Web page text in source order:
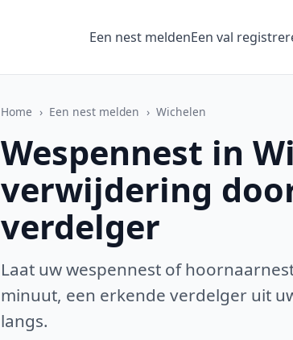
Een nest meldenEen val
Home › Een nest melden › Wichelen
Wespennest in
verwijdering
verdelger
Laat uw wespennest of
minuut, een erkende verdelger uit
langs.